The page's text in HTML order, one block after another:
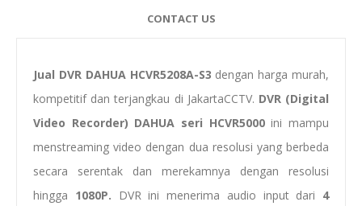
CONTACT US
Jual DVR DAHUA HCVR5208A-S3 dengan harga murah,
kompetitif dan terjangkau di JakartaCCTV. DVR (Digital
Video Recorder) DAHUA seri HCVR5000ini mampu
menstreaming video dengan dua resolusi yang berbeda
secara serentak dan merekamnya dengan resolusi
hingga 1080P. DVR ini menerima audio input dari 4